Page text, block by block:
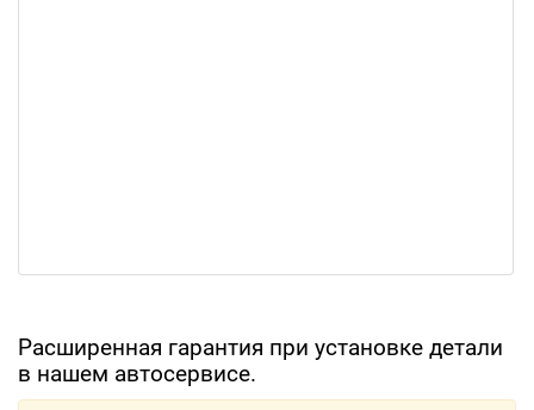
Расширенная гарантия при установке детали
в нашем автосервисе.